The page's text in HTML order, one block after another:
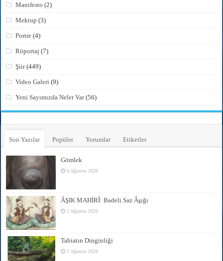
Manifesto (2)
Mektup (3)
Portre (4)
Röportaj (7)
Şiir(449)
Video Galeri (9)
Yeni Sayımızda Neler Var(56)
Son Yazılar Popüler Yorumlar Etiketler
Gömlek
6 Ağustos 2026
ÂŞIK MAHİRÎ: Badeli Saz Âşığı
5 Ağustos 2026
Tabiatın Dinginliği
5 Ağustos 2026